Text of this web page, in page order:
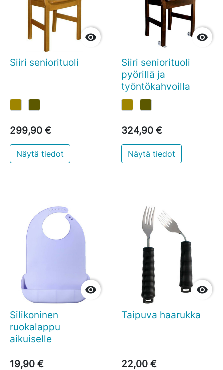

Siiri seniorituoli
299,90 €
Näytä tiedot

Siiri seniorituoli
pyörillä ja
työntökahvoilla
324,90 €
Näytä tiedot

Silikoninen
ruokalappu
aikuiselle
19,90 €

Taipuva haarukka
22,00 €